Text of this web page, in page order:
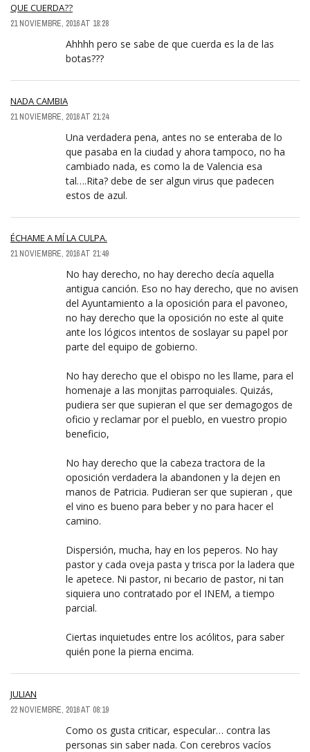
QUE CUERDA??
21 NOVIEMBRE, 2016 AT 18:28
Ahhhh pero se sabe de que cuerda es la de las
botas???
NADA CAMBIA
21 NOVIEMBRE, 2016 AT 21:24
Una verdadera pena, antes no se enteraba de lo
que pasaba en la ciudad y ahora tampoco, no ha
cambiado nada, es como la de Valencia esa
tal….Rita? debe de ser algun virus que padecen
estos de azul.
ÉCHAME A MÍ LA CULPA.
21 NOVIEMBRE, 2016 AT 21:49
No hay derecho, no hay derecho decía aquella
antigua canción. Eso no hay derecho, que no avisen
del Ayuntamiento a la oposición para el pavoneo,
no hay derecho que la oposición no este al quite
ante los lógicos intentos de soslayar su papel por
parte del equipo de gobierno.
No hay derecho que el obispo no les llame, para el
homenaje a las monjitas parroquiales. Quizás,
pudiera ser que supieran el que ser demagogos de
oficio y reclamar por el pueblo, en vuestro propio
beneficio,
No hay derecho que la cabeza tractora de la
oposición verdadera la abandonen y la dejen en
manos de Patricia. Pudieran ser que supieran , que
el vino es bueno para beber y no para hacer el
camino.
Dispersión, mucha, hay en los peperos. No hay
pastor y cada oveja pasta y trisca por la ladera que
le apetece. Ni pastor, ni becario de pastor, ni tan
siquiera uno contratado por el INEM, a tiempo
parcial.
Ciertas inquietudes entre los acólitos, para saber
quién pone la pierna encima.
JULIAN
22 NOVIEMBRE, 2016 AT 08:19
Como os gusta criticar, especular… contra las
personas sin saber nada. Con cerebros vacíos